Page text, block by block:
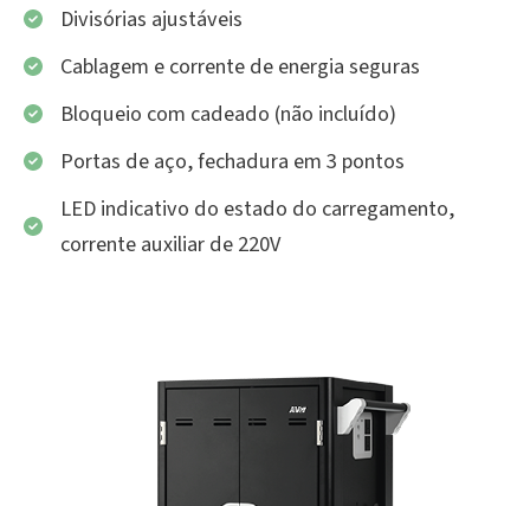
Divisórias ajustáveis
Cablagem e corrente de energia seguras
Bloqueio com cadeado (não incluído)
Portas de aço, fechadura em 3 pontos
LED indicativo do estado do carregamento,
corrente auxiliar de 220V